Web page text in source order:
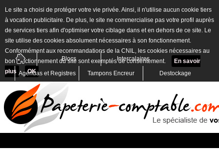
Le site a choisi de protéger votre vie privée. Ainsi, il n'utilise aucun cookie tiers
à vocation publicitaire. De plus, le site ne commercialise pas votre profil auprès
de services tiers afin d'optimiser votre ciblage dans et en dehors de ce site. Le
site utilise des cookies absolument nécessaires à son fonctionnement.
Conformément aux recommandations de la CNIL, les cookies nécessaires au
bon fonctionnement du site sont exemptés de consentement.
En savoir
plus
OK
Blocs Intercalaires
Agendas et Registres Tampons Encreur Destockage